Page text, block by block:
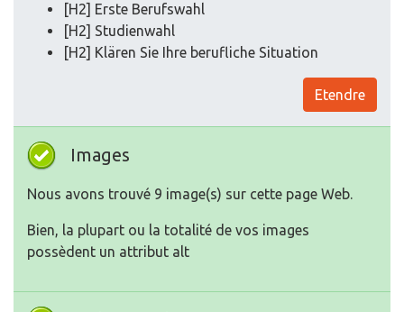
[H2] Erste Berufswahl
[H2] Studienwahl
[H2] Klären Sie Ihre berufliche Situation
Etendre
Images
Nous avons trouvé 9 image(s) sur cette page Web.
Bien, la plupart ou la totalité de vos images
possèdent un attribut alt